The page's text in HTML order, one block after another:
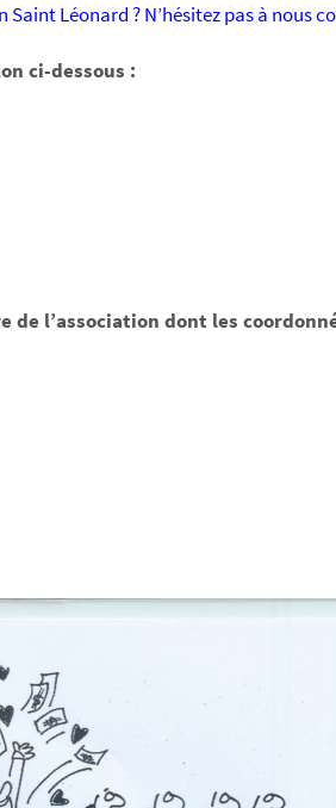
Léonard ? N’hésitez pas à nous
ci-dessous :
l’association dont les